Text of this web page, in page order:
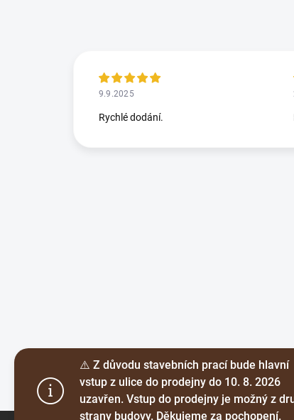
⚠️ Z důvodu stavebních prací bude hlavní
vstup z ulice do prodejny do 10. 8. 2026
uzavřen. Vstup do prodejny je možný z
strany budovy. Děkujeme za pochopení.
9.9.2025
Rychlé dodání.